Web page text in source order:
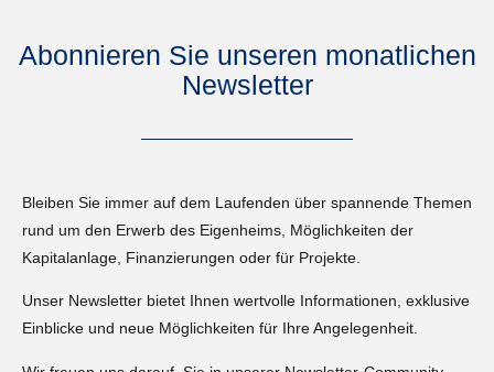
Abonnieren Sie unseren monatlichen
Newsletter
Bleiben Sie immer auf dem Laufenden über spannende Themen
rund um den Erwerb des Eigenheims, Möglichkeiten der
Kapitalanlage, Finanzierungen oder für Projekte.
Unser Newsletter bietet Ihnen wertvolle Informationen, exklusive
Einblicke und neue Möglichkeiten für Ihre Angelegenheit.